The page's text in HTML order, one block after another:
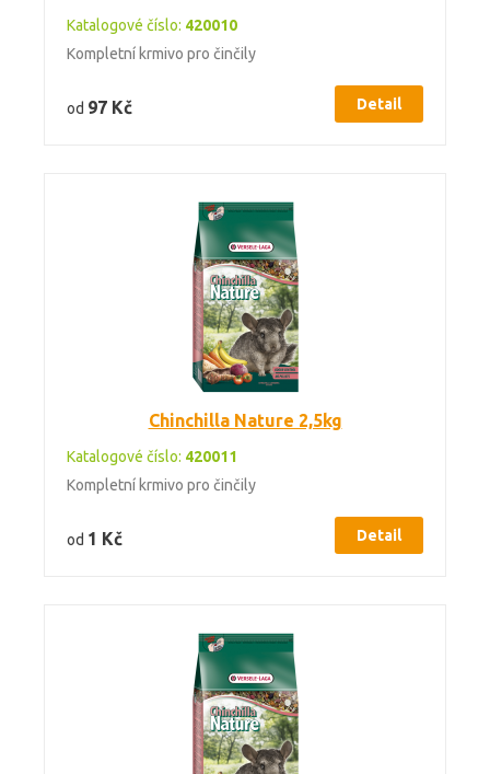
Katalogové číslo: 420010
Kompletní krmivo pro činčily
od 97 Kč Detail
Chinchilla Nature 2,5kg
Katalogové číslo: 420011
Kompletní krmivo pro činčily
od 1 Kč Detail